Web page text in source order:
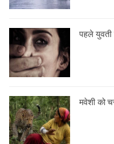
पहले युवती
मवेशी को